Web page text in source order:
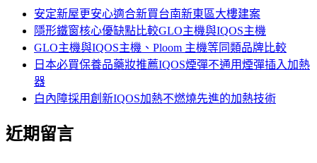
安定新屋更安心適合新買台南新東區大樓建案
隱形鐵窗核心優缺點比較GLO主機與IQOS主機
GLO主機與IQOS主機、Ploom 主機等同類品牌比較
日本必買保養品藥妝推薦IQOS煙彈不通用煙彈插入加熱
器
白內障採用創新IQOS加熱不燃燒先進的加熱技術
近期留言